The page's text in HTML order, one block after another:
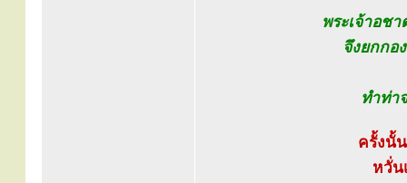
พระเจ้าอช
จึงยกกอ
ทำท่า
ครั้งนั้
หวั่น